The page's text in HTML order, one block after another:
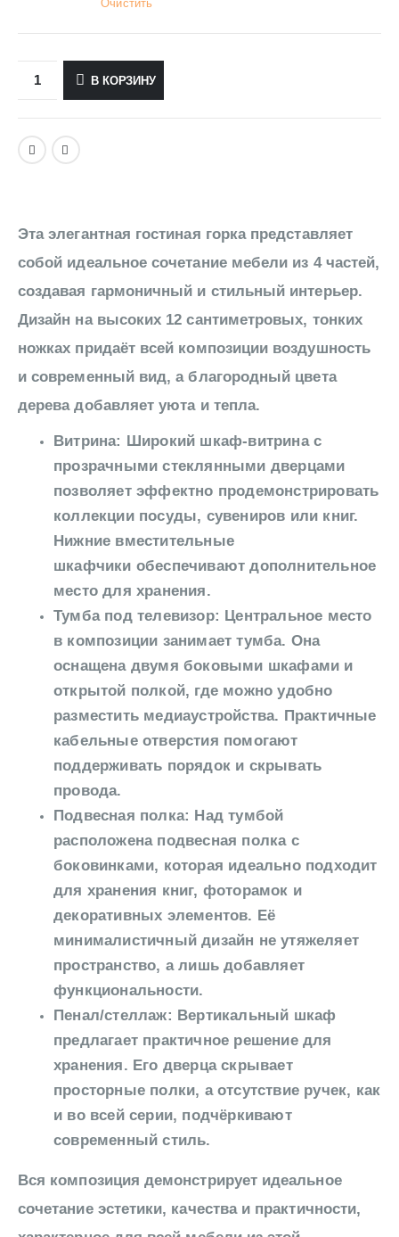
Очистить
В КОРЗИНУ
Эта элегантная гостиная горка представляет
собой идеальное сочетание мебели из 4 частей,
создавая гармоничный и стильный интерьер.
Дизайн на высоких 12 сантиметровых, тонких
ножках придаёт всей композиции воздушность
и современный вид, а благородный цвета
дерева добавляет уюта и тепла.
Витрина: Широкий шкаф-витрина с
прозрачными стеклянными дверцами
позволяет эффектно продемонстрировать
коллекции посуды, сувениров или книг.
Нижние вместительные
шкафчики обеспечивают дополнительное
место для хранения.
Тумба под телевизор: Центральное место
в композиции занимает тумба. Она
оснащена двумя боковыми шкафами и
открытой полкой, где можно удобно
разместить медиаустройства. Практичные
кабельные отверстия помогают
поддерживать порядок и скрывать
провода.
Подвесная полка: Над тумбой
расположена подвесная полка с
боковинками, которая идеально подходит
для хранения книг, фоторамок и
декоративных элементов. Её
минималистичный дизайн не утяжеляет
пространство, а лишь добавляет
функциональности.
Пенал/стеллаж: Вертикальный шкаф
предлагает практичное решение для
хранения. Его дверца скрывает
просторные полки, а отсутствие ручек, как
и во всей серии, подчёркивают
современный стиль.
Вся композиция демонстрирует идеальное
сочетание эстетики, качества и практичности,